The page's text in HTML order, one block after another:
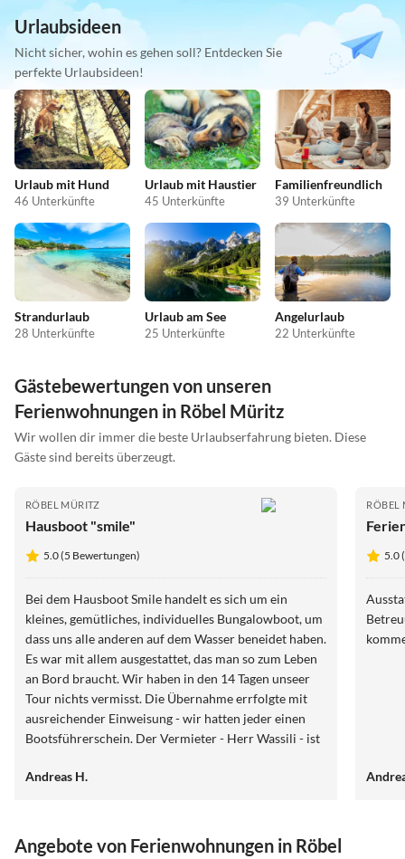
Urlaubsideen
Nicht sicher, wohin es gehen soll? Entdecken Sie
perfekte Urlaubsideen!
Urlaub mit Hund
46 Unterkünfte
Urlaub mit Haustier
45 Unterkünfte
Familienfreundlich
39 Unterkünfte
Strandurlaub
28 Unterkünfte
Urlaub am See
25 Unterkünfte
Angelurlaub
22 Unterkünfte
Gästebewertungen von unseren
Ferienwohnungen in Röbel Müritz
Wir wollen dir immer die beste Urlaubserfahrung bieten. Diese
Gäste sind bereits überzeugt.
RÖBEL MÜRITZ
Hausboot "smile"
5.0 (5 Bewertungen)
Bei dem Hausboot Smile handelt es sich um ein
kleines, gemütliches, individuelles Bungalowboot, um
dass uns alle anderen auf dem Wasser beneidet haben.
Es war mit allem ausgestattet, das man so zum Leben
an Bord braucht. Wir haben in den 14 Tagen unseer
Tour nichts vermisst. Die Übernahme errfolgte mit
ausreichender Einweisung - wir hatten jeder einen
Bootsführerschein. Der Vermieter - Herr Wassili - ist
der Abnahme am Ende unserer Tour. Seine Tipps
Andreas H.
RÖBEL
5.0
Angebote von Ferienwohnungen in Röbel